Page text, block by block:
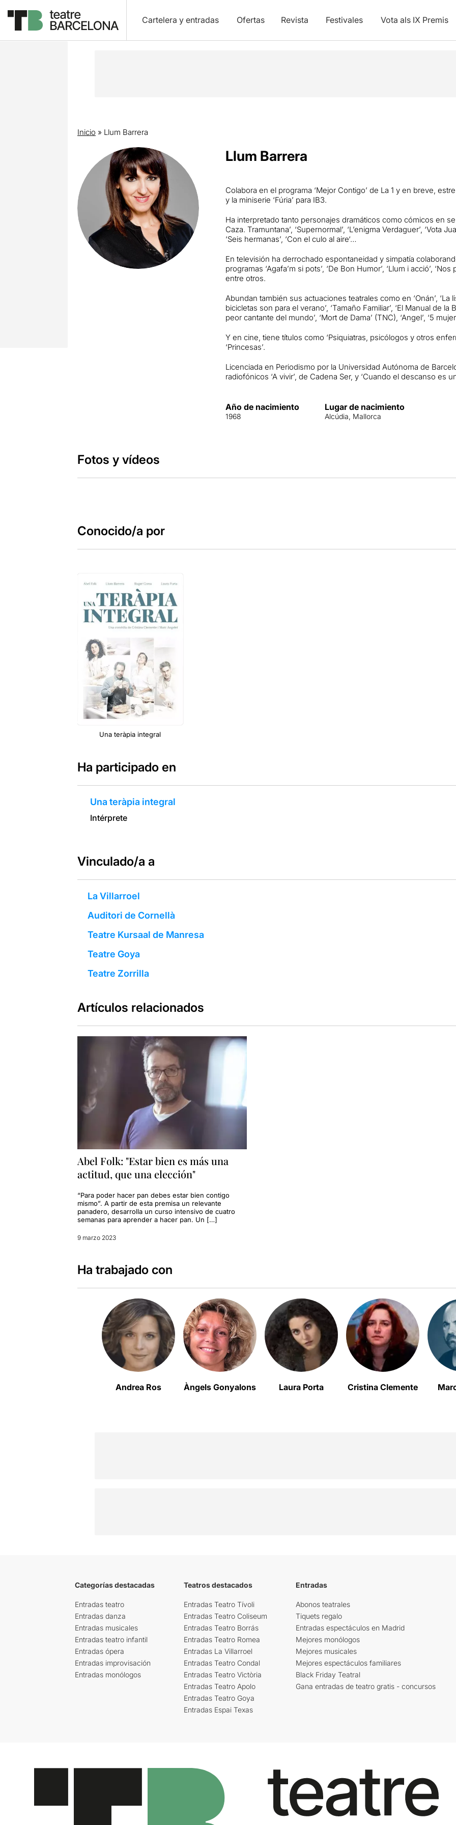
Cartelera y entradas Ofertas Revista Festivales Vota als IX Premis
Inicio » Llum Barrera
Llum Barrera
Colabora en el programa ‘Mejor Contigo’ de La 1 y en breve,
y la miniserie ‘Fúria’ para IB3.
Ha interpretado tanto personajes dramáticos como cómicos en
Caza. Tramuntana’, ‘Supernormal’, ‘L’enigma Verdaguer’, ‘Vota
‘Seis hermanas’, ‘Con el culo al aire‘…
En televisión ha derrochado espontaneidad y simpatía
programas ‘Agafa’m si pots’, ‘De Bon Humor’, ‘Llum i acció’,
entre otros.
Abundan también sus actuaciones teatrales como en ‘Onán’, ‘La
bicicletas son para el verano’, ‘Tamaño Familiar’, ‘El Manual de la
peor cantante del mundo’, ‘Mort de Dama’ (TNC), ‘Angel’, ‘5
Y encine, tiene títulos como ‘Psiquiatras, psicólogos y otros
‘Princesas’.
Licenciada en Periodismo por la Universidad Autónoma de
radiofónicos ‘A vivir’, de Cadena Ser, y ‘Cuando el descanso es
Año de nacimiento
1968
Lugar de nacimiento
Alcúdia, Mallorca
Fotos y vídeos
Conocido/a por
Una teràpia integral
Ha participado en
Una teràpia integral
Intérprete
Vinculado/a a
La Villarroel
Auditori de Cornellà
Teatre Kursaal de Manresa
Teatre Goya
Teatre Zorrilla
Artículos relacionados
Abel Folk: "Estar bien es más una
actitud, que una elección"
“Para poder hacer pan debes estar bien contigo
mismo”. A partir de esta premisa un relevante
panadero, desarrolla un curso intensivo de cuatro
semanas para aprender a hacer pan. Un […]
9 marzo 2023
Ha trabajado con
Andrea Ros Àngels Gonyalons Laura Porta Cristina Clemente
Categorías destacadas
Entradas teatro
Entradas danza
Entradas musicales
Entradas teatro infantil
Entradas ópera
Entradas improvisación
Entradas monólogos
Teatros destacados
Entradas Teatro Tívoli
Entradas Teatro Coliseum
Entradas Teatro Borrás
Entradas Teatro Romea
Entradas La Villarroel
Entradas Teatro Condal
Entradas Teatro Victòria
Entradas Teatro Apolo
Entradas Teatro Goya
Entradas Espai Texas
Entradas
Abonos teatrales
Tiquets regalo
Entradas espectáculos en Madrid
Mejores monólogos
Mejores musicales
Mejores espectáculos familiares
Black Friday Teatral
Gana entradas de teatro gratis - concursos